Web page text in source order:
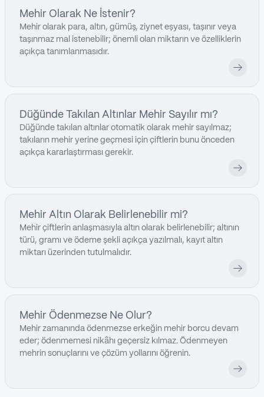
Mehir Olarak Ne İstenir?
Mehir olarak para, altın, gümüş, ziynet eşyası, taşınır veya
taşınmaz mal istenebilir; önemli olan miktarın ve özelliklerin
açıkça tanımlanmasıdır.
Düğünde Takılan Altınlar Mehir Sayılır mı?
Düğünde takılan altınlar otomatik olarak mehir sayılmaz;
takıların mehir yerine geçmesi için çiftlerin bunu önceden
açıkça kararlaştırması gerekir.
Mehir Altın Olarak Belirlenebilir mi?
Mehir çiftlerin anlaşmasıyla altın olarak belirlenebilir; altının
türü, gramı ve ödeme şekli açıkça yazılmalı, kayıt altın
miktarı üzerinden tutulmalıdır.
Mehir Ödenmezse Ne Olur?
Mehir zamanında ödenmezse erkeğin mehir borcu devam
eder; ödenmemesi nikâhı geçersiz kılmaz. Ödenmeyen
mehrin sonuçlarını ve çözüm yollarını öğrenin.